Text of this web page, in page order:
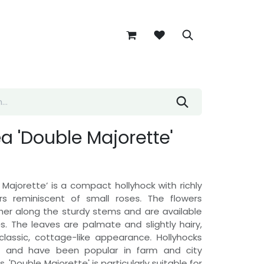
'Double Majorette'
Majorette’ is a compact hollyhock with richly
reminiscent of small roses. The flowers
along the sturdy stems and are available
The leaves are palmate and slightly hairy,
cottage-like appearance. Hollyhocks
and have been popular in farm and city